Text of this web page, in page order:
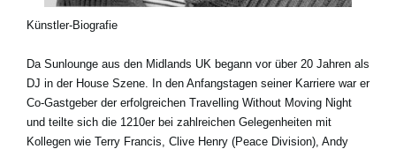
Künstler-Biografie
Da Sunlounge aus den Midlands UK begann vor über 20 Jahren als
DJ in der House Szene. In den Anfangstagen seiner Karriere war er
Co-Gastgeber der erfolgreichen Travelling Without Moving Night
und teilte sich die 1210er bei zahlreichen Gelegenheiten mit
Kollegen wie Terry Francis, Clive Henry (Peace Division), Andy